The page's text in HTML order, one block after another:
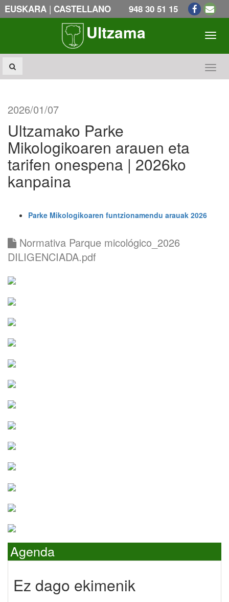
EUSKARA | CASTELLANO 948 30 51 15
Ultzama
2026/01/07
Ultzamako Parke
Mikologikoaren arauen eta
tarifen onespena | 2026ko
kanpaina
Parke Mikologikoaren funtzionamendu arauak 2026
Normativa Parque micológico_2026
DILIGENCIADA.pdf
Agenda
Ez dago ekimenik